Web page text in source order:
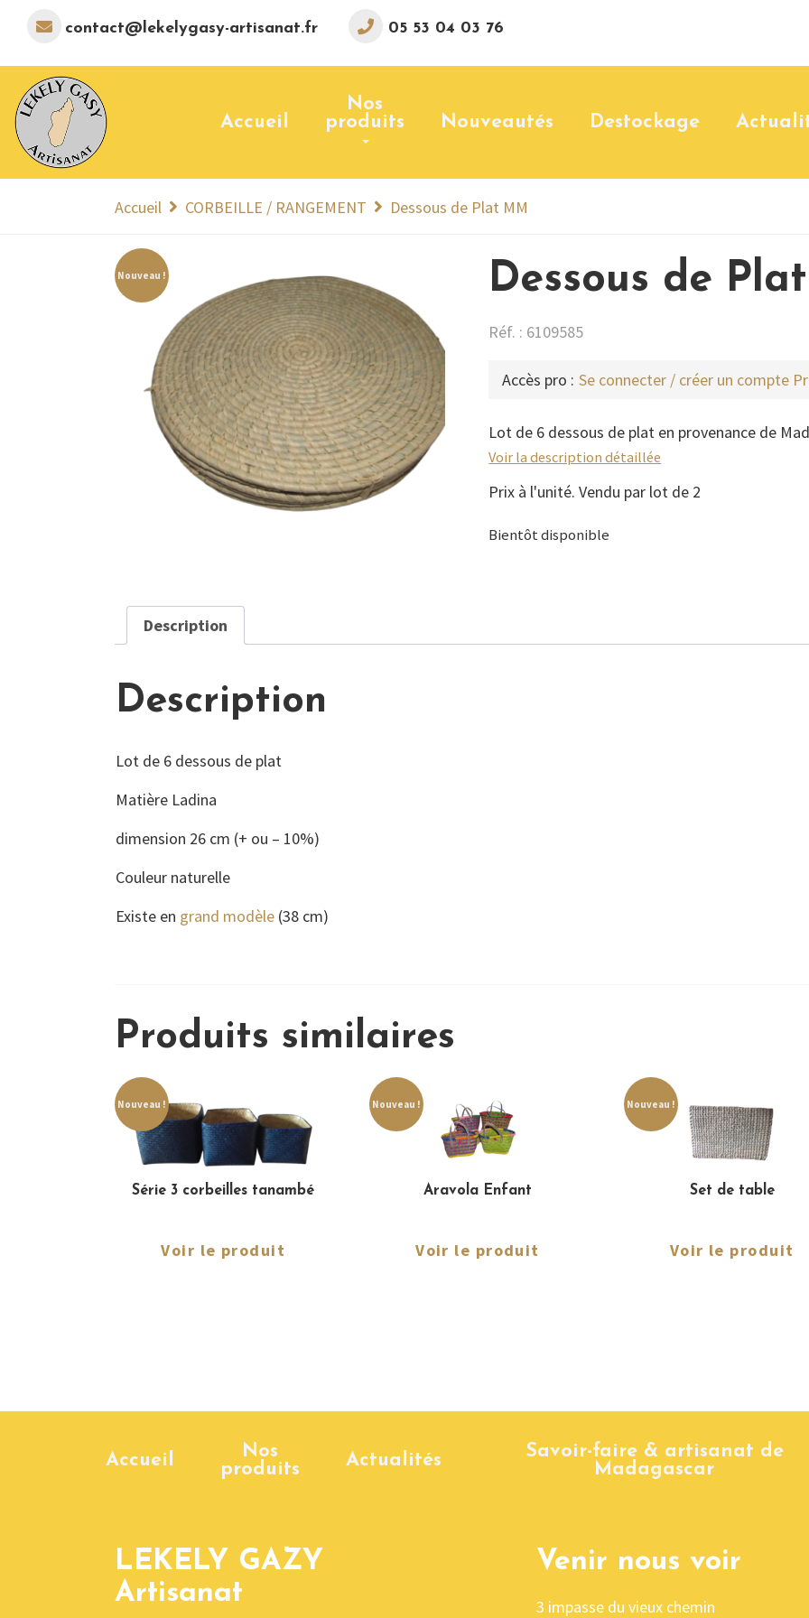
contact@lekelygasy-artisanat.fr 05 53 04 03 76
Accueil
Nos
produits
Nouveautés Destockage
Accueil CORBEILLE / RANGEMENT Dessous de Plat MM
Nouveau ! Dessous de
Réf. : 6109585
Accès pro : Se connecter / créer un compte
Lot de 6 dessous de plat en provenance de
Voir la description détaillée
Prix à l'unité. Vendu par lot de 2
Bientôt disponible
Description
Description
Lot de 6 dessous de plat
Matière Ladina
dimension 26 cm (+ ou – 10%)
Couleur naturelle
Existe en grand modèle (38 cm)
Produits similaires
Nouveau !
Série 3 corbeilles tanambé
Voir le produit
Nouveau !
Aravola Enfant
Voir le produit
Nouveau !
Set de table
Voir le produit
Accueil
Nos
produits
Actualités
Savoir-faire & artisanat de
Madagascar
LEKELY GAZY
Artisanat
Venir nous voir
3 impasse du vieux chemin